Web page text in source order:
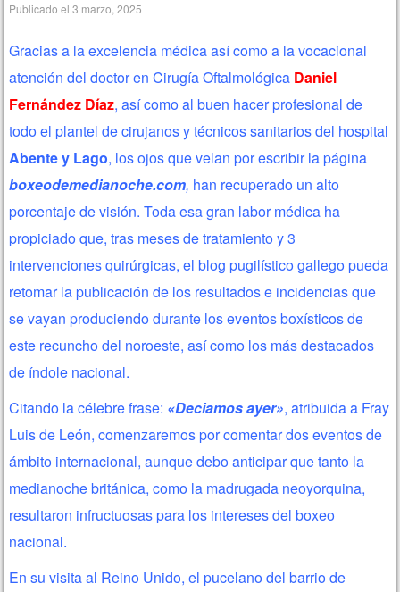
Publicado el3 marzo, 2025
Gracias a la excelencia médica así como a la vocacional
atención del doctor en Cirugía Oftalmológica Daniel
Fernández Díaz, así como al buen hacer profesional de
todo el plantel de cirujanos y técnicos sanitarios del hospital
Abente y Lago, los ojos que velan por escribir la página
boxeodemedianoche.com, han recuperado un alto
porcentaje de visión. Toda esa gran labor médica ha
propiciado que, tras meses de tratamiento y 3
intervenciones quirúrgicas, el blog pugilístico gallego pueda
retomar la publicación de los resultados e incidencias que
se vayan produciendo durante los eventos boxísticos de
este recuncho del noroeste, así como los más destacados
de índole nacional.
Citando la célebre frase: «Deciamos ayer», atribuida a Fray
Luis de León, comenzaremos por comentar dos eventos de
ámbito internacional, aunque debo anticipar que tanto la
medianoche británica, como la madrugada neoyorquina,
resultaron infructuosas para los intereses del boxeo
nacional.
En su visita al Reino Unido, el pucelano del barrio de